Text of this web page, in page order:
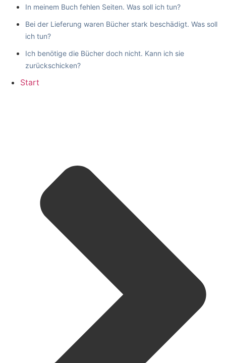
In meinem Buch fehlen Seiten. Was soll ich tun?
Bei der Lieferung waren Bücher stark beschädigt. Was soll
ich tun?
Ich benötige die Bücher doch nicht. Kann ich sie
zurückschicken?
Start